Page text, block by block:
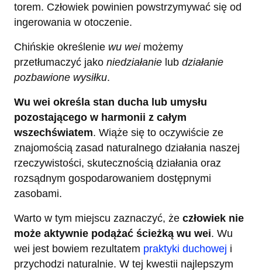
torem. Człowiek powinien powstrzymywać się od
ingerowania w otoczenie.
Chińskie określenie wu weimożemy
przetłumaczyć jako niedziałanie lub działanie
pozbawione wysiłku.
Wu wei określa stan ducha lub umysłu
pozostającego w harmonii z całym
wszechświatem. Wiąże się to oczywiście ze
znajomością zasad naturalnego działania naszej
rzeczywistości, skutecznością działania oraz
rozsądnym gospodarowaniem dostępnymi
zasobami.
Warto w tym miejscu zaznaczyć, że człowiek nie
może aktywnie podążać ścieżką wu wei. Wu
wei jest bowiem rezultatem praktyki duchowej i
przychodzi naturalnie. W tej kwestii najlepszym